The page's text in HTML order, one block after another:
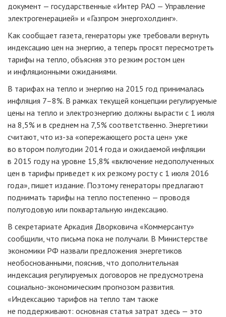
документ — государственные «Интер РАО — Управление
электрогенерацией» и «Газпром энергохолдинг».
Как сообщает газета, генераторы уже требовали вернуть
индексацию цен на энергию, а теперь просят пересмотреть
тарифы на тепло, объясняя это резким ростом цен
и инфляционными ожиданиями.
В тарифах на тепло и энергию на 2015 год принималась
инфляция 7–8%. В рамках текущей концепции регулируемые
цены на тепло и электроэнергию должны вырасти с 1 июля
на 8,5% и в среднем на 7,5% соответственно. Энергетики
считают, что из-за «опережающего роста цен» уже
во втором полугодии 2014 года и ожидаемой инфляции
в 2015 году на уровне 15,8% «включение недополученных
цен в тарифы приведет к их резкому росту с 1 июля 2016
года», пишет издание. Поэтому генераторы предлагают
поднимать тарифы на тепло постепенно — проводя
полугодовую или поквартальную индексацию.
В секретариате Аркадия Дворковича «Коммерсанту»
сообщили, что письма пока не получали. В Министерстве
экономики РФ назвали предложения энергетиков
необоснованными, пояснив, что дополнительная
индексация регулируемых договоров не предусмотрена
социально-экономическим прогнозом развития.
«Индексацию тарифов на тепло там также
не поддерживают: основная статья затрат здесь — это